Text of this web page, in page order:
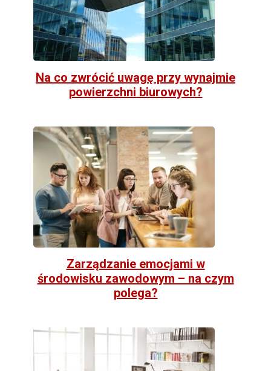
Na co zwrócić uwagę przy wynajmie
powierzchni biurowych?
Zarządzanie emocjami w
środowisku zawodowym – na czym
polega?